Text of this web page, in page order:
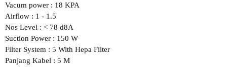
Vacum power : 18 KPA
Airflow : 1 - 1.5
Nos Level : < 78 d8A
Suction Power : 150 W
Filter System : 5 With Hepa Filter
Panjang Kabel : 5 M